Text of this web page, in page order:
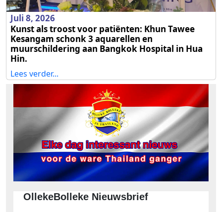
Juli 8, 2026
Kunst als troost voor patiënten: Khun Tawee
Kesangam schonk 3 aquarellen en
muurschildering aan Bangkok Hospital in Hua
Hin.
Lees verder...
OllekeBolleke Nieuwsbrief